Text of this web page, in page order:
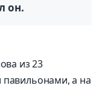
он.
из 23
а на